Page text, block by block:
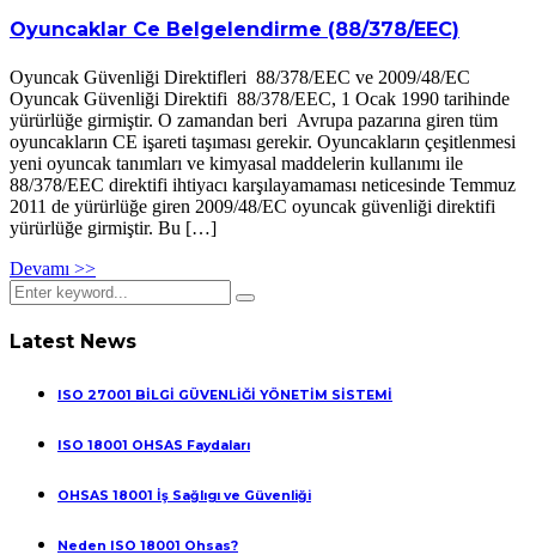
Oyuncaklar Ce Belgelendirme (88/378/EEC)
Oyuncak Güvenliği Direktifleri 88/378/EEC ve 2009/48/EC
Oyuncak Güvenliği Direktifi 88/378/EEC, 1 Ocak 1990 tarihinde
yürürlüğe girmiştir. O zamandan beri Avrupa pazarına giren tüm
oyuncakların CE işareti taşıması gerekir. Oyuncakların çeşitlenmesi
yeni oyuncak tanımları ve kimyasal maddelerin kullanımı ile
88/378/EEC direktifi ihtiyacı karşılayamaması neticesinde Temmuz
2011 de yürürlüğe giren 2009/48/EC oyuncak güvenliği direktifi
yürürlüğe girmiştir. Bu […]
Devamı >>
Latest News
ISO 27001 BİLGİ GÜVENLİĞİ YÖNETİM SİSTEMİ
ISO 18001 OHSAS Faydaları
OHSAS 18001 İş Sağlıgı ve Güvenliği
Neden ISO 18001 Ohsas?